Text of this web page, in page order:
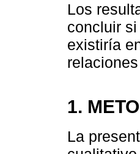
Los
concluir
existiría
1.
La